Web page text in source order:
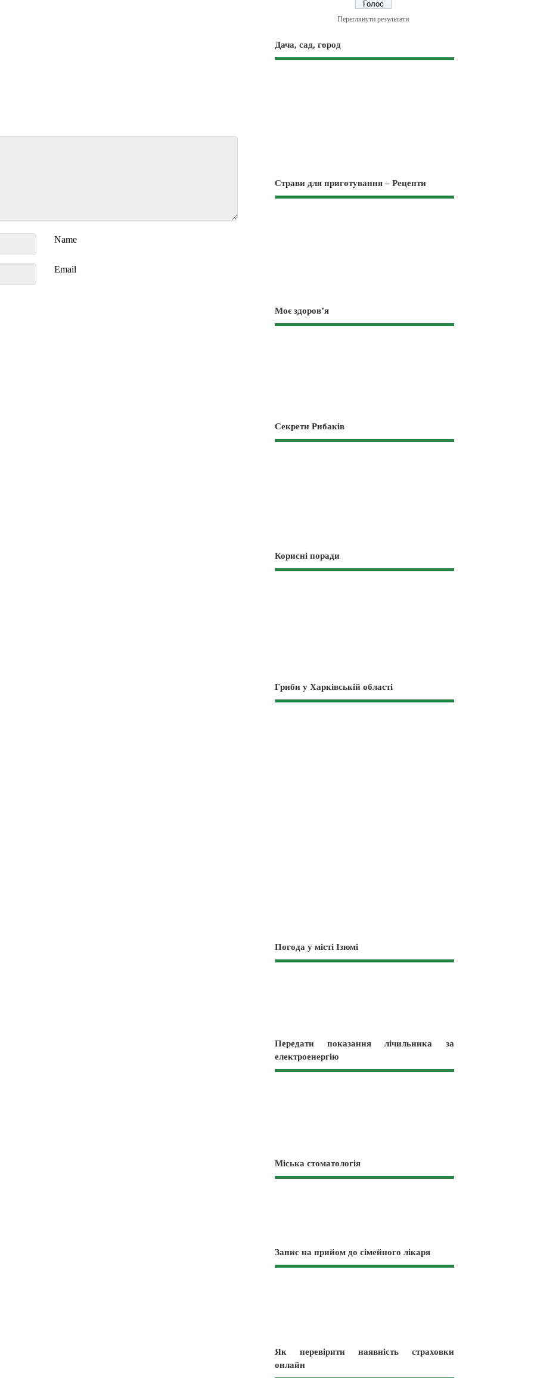
Name
Email
Переглянути результати
Дача, сад, город
Страви для приготування – Рецепти
Моє здоров’я
Секрети Рибаків
Корисні поради
Гриби у Харківській області
Погода у місті Ізюмі
Передати показання лічильника за
електроенергію
Міська стоматологія
Запис на прийом до сімейного лікаря
Як перевірити наявність страховки
онлайн